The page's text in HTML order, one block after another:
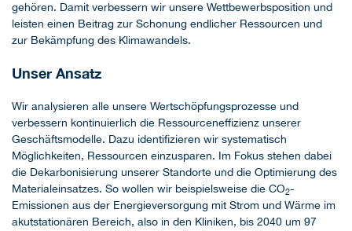
gehören. Damit verbessern wir unsere Wettbewerbsposition und
leisten einen Beitrag zur Schonung endlicher Ressourcen und
zur Bekämpfung des Klimawandels.
Unser Ansatz
Wir analysieren alle unsere Wertschöpfungsprozesse und
verbessern kontinuierlich die Ressourceneffizienz unserer
Geschäftsmodelle. Dazu identifizieren wir systematisch
Möglichkeiten, Ressourcen einzusparen. Im Fokus stehen dabei
die Dekarbonisierung unserer Standorte und die Optimierung des
Materialeinsatzes. So wollen wir beispielsweise die CO2-
Emissionen aus der Energieversorgung mit Strom und Wärme im
akutstationären Bereich, also in den Kliniken, bis 2040 um 97